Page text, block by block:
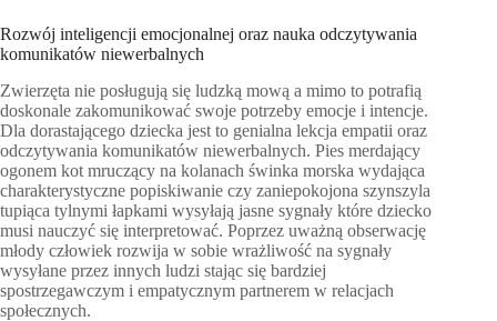
Rozwój inteligencji emocjonalnej oraz nauka odczytywania
komunikatów niewerbalnych
Zwierzęta nie posługują się ludzką mową a mimo to potrafią
doskonale zakomunikować swoje potrzeby emocje i intencje.
Dla dorastającego dziecka jest to genialna lekcja empatii oraz
odczytywania komunikatów niewerbalnych. Pies merdający
ogonem kot mruczący na kolanach świnka morska wydająca
charakterystyczne popiskiwanie czy zaniepokojona szynszyla
tupiąca tylnymi łapkami wysyłają jasne sygnały które dziecko
musi nauczyć się interpretować. Poprzez uważną obserwację
młody człowiek rozwija w sobie wrażliwość na sygnały
wysyłane przez innych ludzi stając się bardziej
spostrzegawczym i empatycznym partnerem w relacjach
społecznych.